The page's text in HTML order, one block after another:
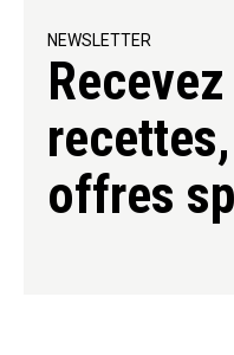
NEWSLETTER
offres